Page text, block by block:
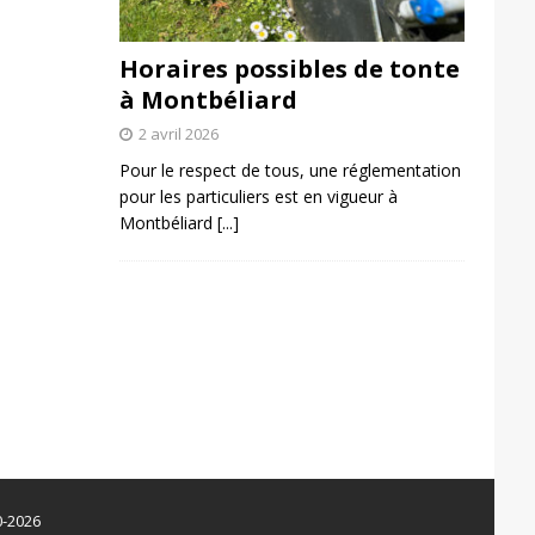
Horaires possibles de tonte
à Montbéliard
2 avril 2026
Pour le respect de tous, une réglementation
pour les particuliers est en vigueur à
Montbéliard [...]
2026